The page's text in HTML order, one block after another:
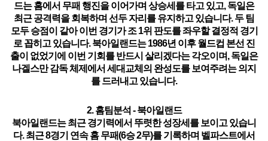
드는 홈에서 무패 행진을 이어가며 상승세를 타고 있고, 독일은
최근 공격력을 회복하며 선두 자리를 유지하고 있습니다. 두 팀
모두 승점이 같아 이번 경기가 조 1위 판도를 좌우할 결정적 경기
로 꼽히고 있습니다. 북아일랜드는1986년 이후 월드컵 본선 진
출이 없었기에 이번 기회를 반드시 살리겠다는 각오이며, 독일은
나겔스만 감독 체제에서 세대교체의 완성도를 보여주려는 의지
를 드러내고 있습니다.
2. 홈팀분석 - 북아일랜드
북아일랜드는 최근 경기력에서 뚜렷한 성장세를 보이고 있습니
다.최근 8경기 연속 홈 무패(6승 2무)를 기록하며 벨파스트에서